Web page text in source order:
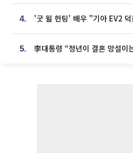
4.
5.